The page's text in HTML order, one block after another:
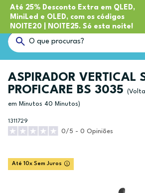
Até 25% Desconto Extra em QLED,
MiniLed e OLED, com os códigos
NOITE20 | NOITE25. Só esta noite!
ASPIRADOR VERTICAL
PROFICARE BS 3035
em Minutos 40 Minutos)
1311729
0/5 - 0 Opiniões
Até 10x Sem Juros